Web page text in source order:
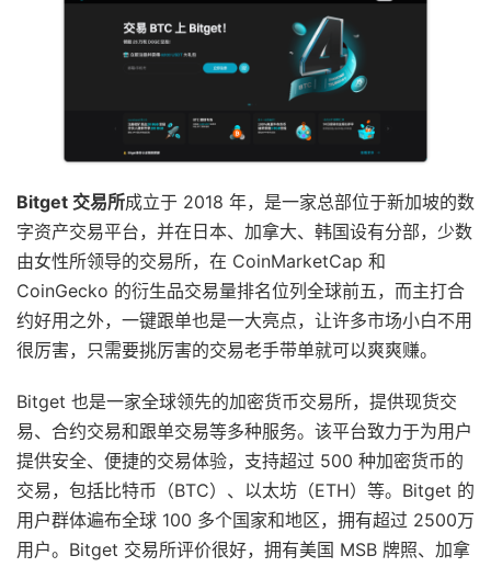
Bitget 交易所成立于 2018 年，是一家总部位于新加坡的数
字资产交易平台，并在日本、加拿大、韩国设有分部，少数
由女性所领导的交易所，在 CoinMarketCap 和
CoinGecko 的衍生品交易量排名位列全球前五，而主打合
约好用之外，一键跟单也是一大亮点，让许多市场小白不用
很厉害，只需要挑厉害的交易老手带单就可以爽爽赚。
Bitget 也是一家全球领先的加密货币交易所，提供现货交
易、合约交易和跟单交易等多种服务。该平台致力于为用户
提供安全、便捷的交易体验，支持超过 500 种加密货币的
交易，包括比特币（BTC）、以太坊（ETH）等。Bitget 的
用户群体遍布全球 100 多个国家和地区，拥有超过 2500万
用户。Bitget 交易所评价很好，拥有美国 MSB 牌照、加拿